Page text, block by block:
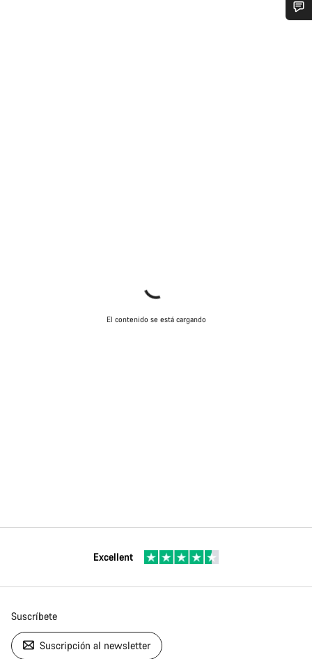
El contenido se está cargando
Excellent
Suscríbete
Suscripción al newsletter